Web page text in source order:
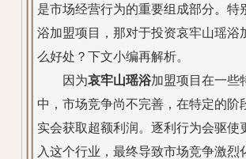
是市场经营行为的重要组成部分。特
浴加盟项目，那对于投资哀牢山瑶浴
么好处？下文小编再解析。
因为哀牢山瑶浴加盟项目在一些
中，市场竞争尚不完善，在特定的阶
实会获取超额利润。逐利行为会驱使
入这个行业，最终导致市场竞争激烈